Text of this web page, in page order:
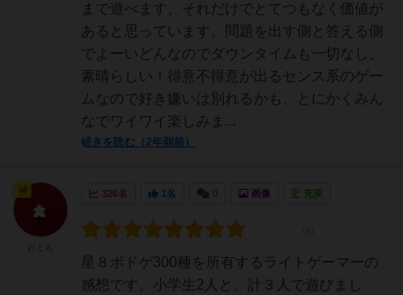
まで遊べます、それだけでとてつもなく価値が
あると思っています。問題を出す側と答える側
でよーいどんなのでダウンタイムも一切なし、
素晴らしい！得意不得意が出るセンス系のゲー
ムなので好き嫌いは別れるかも、とにかくみん
なでワイワイ楽しみま...
続きを読む（2年弱前）
326名 1名 画像 充実
星８ボドゲ300種を所有するライトゲーマーの
感想です。小学生2人と、計３人で遊びまし
神